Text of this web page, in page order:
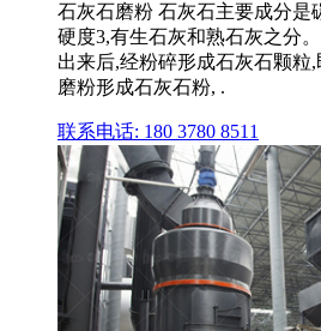
石灰石磨粉 石灰石主要成分是
硬度3,有生石灰和熟石灰之分
出来后,经粉碎形成石灰石颗粒
磨粉形成石灰石粉, .
联系电话: 180 3780 8511